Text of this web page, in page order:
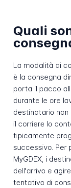
Quali
La modalità di
è la consegna
porta il pacco
durante le ore
destinatario
il corriere lo
tipicamente
successivo.
MyGDEX, i
dell'arrivo e
tentativo di